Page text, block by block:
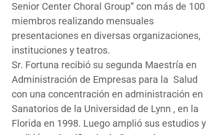
Senior Center Choral Group” con más de 100
miembros realizando mensuales
presentaciones en diversas organizaciones,
instituciones y teatros.
Sr. Fortuna recibió su segunda Maestría en
Administración de Empresas para la Salud
con una concentración en administración en
Sanatorios de la Universidad de Lynn , en la
Florida en 1998. Luego amplió sus estudios y